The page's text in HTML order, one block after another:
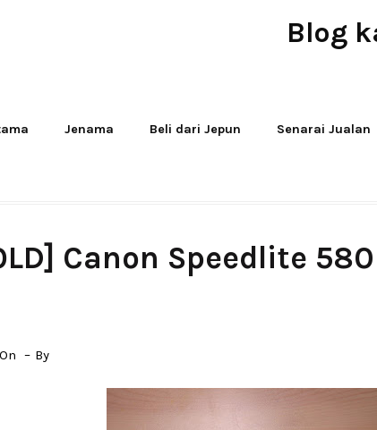
Blog
Jenama Beli dari Jepun Senarai Jualan
Canon Speedlite
By